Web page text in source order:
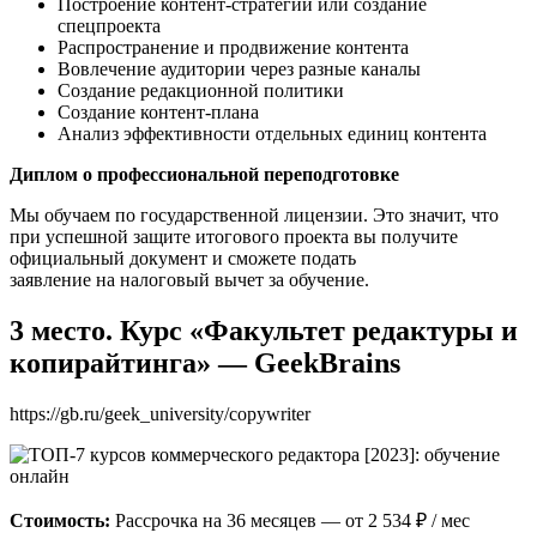
Построение контент-стратегии или создание
спецпроекта
Распространение и продвижение контента
Вовлечение аудитории через разные каналы
Создание редакционной политики
Создание контент-плана
Анализ эффективности отдельных единиц контента
Диплом о профессиональной переподготовке
Мы обучаем по государственной лицензии. Это значит, что
при успешной защите итогового проекта вы получите
официальный документ и сможете подать
заявление на налоговый вычет за обучение.
3 место. Курс «Факультет редактуры и
копирайтинга» — GeekBrains
https://gb.ru/geek_university/copywriter
Стоимость: Рассрочка на 36 месяцев — от 2 534 ₽ / мес